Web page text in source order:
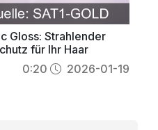
Gloss: Strahlender
für Ihr Haar
0:20 2026-01-19